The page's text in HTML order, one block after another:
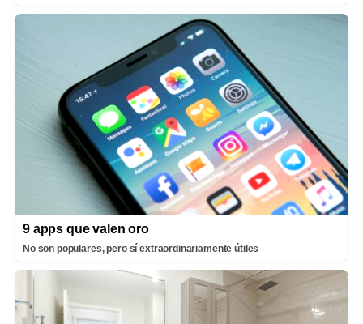
9 apps que valen oro
No son populares, pero sí extraordinariamente útiles